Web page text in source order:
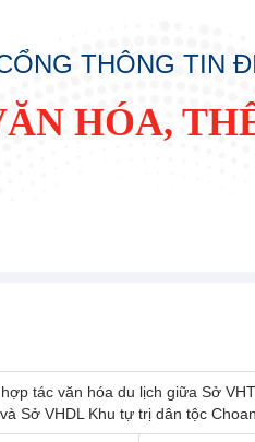
THÔNG TIN
HÓA,
tác văn hóa du lịch giữa Sở
Sở VHDL Khu tự trị dân tộc